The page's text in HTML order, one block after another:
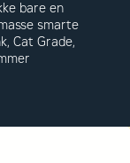
bare en
smarte
Cat Grade,